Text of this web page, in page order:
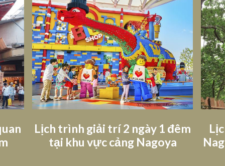
Lịch trình giải trí 2 ngày 1 đêm
tại khu vực cảng Nagoya